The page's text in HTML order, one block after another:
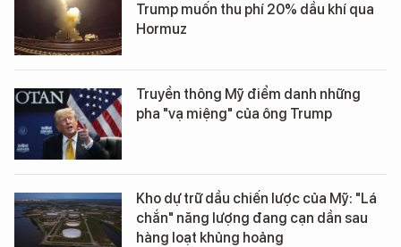
Trump muốn thu phí 20% dầu khí qua
Hormuz
Truyền thông Mỹ điểm danh những
pha "vạ miệng" của ông Trump
Kho dự trữ dầu chiến lược của Mỹ: "Lá
chắn" năng lượng đang cạn dần sau
hàng loạt khủng hoảng